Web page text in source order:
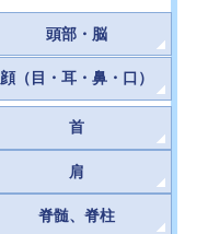
頭部・脳
顔（目・耳・鼻・口）
首
肩
脊髄、脊柱